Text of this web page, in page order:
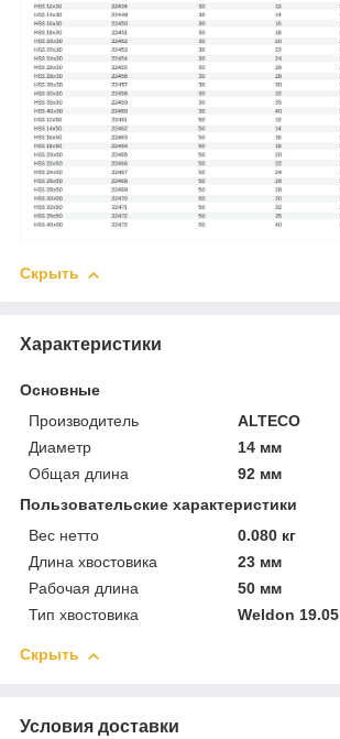
Скрыть
Характеристики
Основные
Производитель
ALTECO
Диаметр
14 мм
Общая длина
92 мм
Пользовательские характеристики
Вес нетто
0.080 кг
Длина хвостовика
23 мм
Рабочая длина
50 мм
Тип хвостовика
Weldon 19.05
Скрыть
Условия доставки